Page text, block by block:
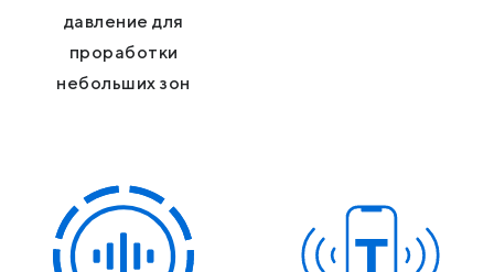
давление для
проработки
небольших зон